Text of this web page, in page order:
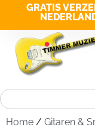
GRATIS
Home / Gitaren &